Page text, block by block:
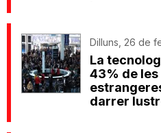
Dilluns, 26 de
La
43% de
darrer